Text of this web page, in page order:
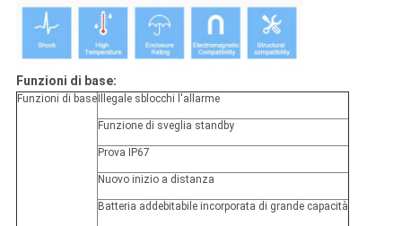
Funzioni di base:
Funzioni di base Illegale sblocchi l'allarme
Funzione di sveglia standby
Prova IP67
Nuovo inizio a distanza
Batteria addebitabile incorporata di grande capacità